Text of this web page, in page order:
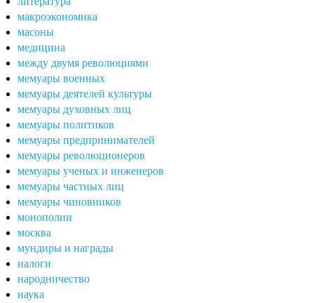
макроэкономика
масоны
медицина
между двумя революциями
мемуары военных
мемуары деятелей культуры
мемуары духовных лиц
мемуары политиков
мемуары предпринимателей
мемуары революционеров
мемуары ученых и инженеров
мемуары частных лиц
мемуары чиновников
монополии
москва
мундиры и награды
налоги
народничество
наука